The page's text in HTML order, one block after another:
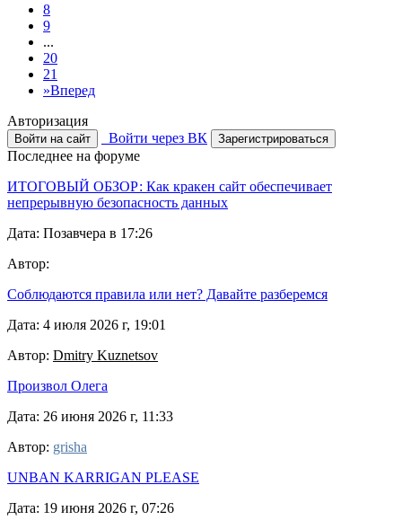
8
9
...
20
21
»Вперед
Авторизация
Войти на сайт Войти через ВК Зарегистрироваться
Последнее на форуме
ИТОГОВЫЙ ОБЗОР: Как кракен сайт обеспечивает
непрерывную безопасность данных
Дата: Позавчера в 17:26
Автор:
Соблюдаются правила или нет? Давайте разберемся
Дата: 4 июля 2026 г, 19:01
Автор: Dmitry Kuznetsov
Произвол Олега
Дата: 26 июня 2026 г, 11:33
Автор: grisha
UNBAN KARRIGAN PLEASE
Дата: 19 июня 2026 г, 07:26